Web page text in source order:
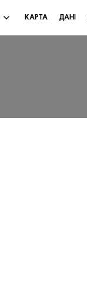
КАРТА ДАНІ